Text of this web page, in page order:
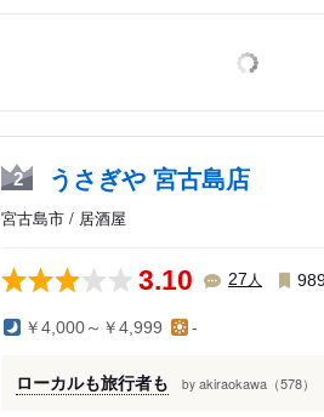
2 うさぎや 宮古島店
宮古島市 / 居酒屋
3.10 27 人
￥4,000～￥4,999 -
ローカルも旅行者も by akiraokawa（578）